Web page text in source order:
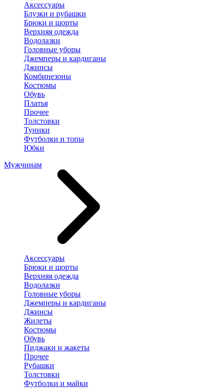
Аксессуары
Блузки и рубашки
Брюки и шорты
Верхняя одежда
Водолазки
Головные уборы
Джемперы и кардиганы
Джинсы
Комбинезоны
Костюмы
Обувь
Платья
Прочее
Толстовки
Туники
Футболки и топы
Юбки
Мужчинам
Аксессуары
Брюки и шорты
Верхняя одежда
Водолазки
Головные уборы
Джемперы и кардиганы
Джинсы
Жилеты
Костюмы
Обувь
Пиджаки и жакеты
Прочее
Рубашки
Толстовки
Футболки и майки